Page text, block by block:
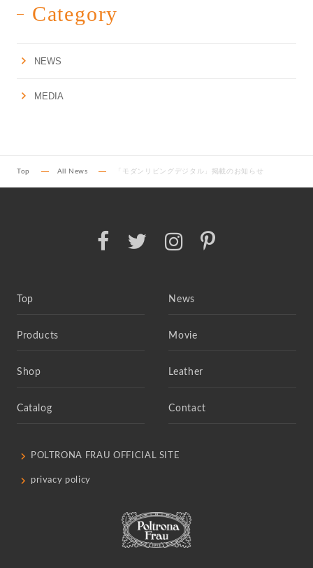
Category
NEWS
MEDIA
Top All News 「モダンリビングデジタル」掲載のお知らせ
Top News
Products Movie
Shop Leather
Catalog Contact
POLTRONA FRAU OFFICIAL SITE
privacy policy